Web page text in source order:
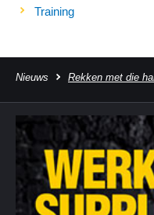
Training
Nieuws Rekken met die